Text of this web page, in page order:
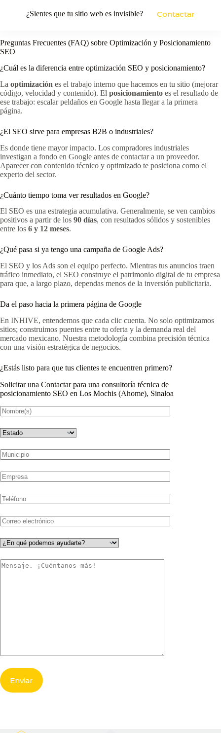
¿Sientes que tu sitio web es invisible? Contactar
Preguntas Frecuentes (FAQ) sobre Optimización y Posicionamiento
SEO
¿Cuál es la diferencia entre optimización SEO y posicionamiento?
La optimización es el trabajo interno que hacemos en tu sitio (mejorar
código, velocidad y contenido). El posicionamiento es el resultado de
ese trabajo: escalar peldaños en Google hasta llegar a la primera
página.
¿El SEO sirve para empresas B2B o industriales?
Es donde tiene mayor impacto. Los compradores industriales
investigan a fondo en Google antes de contactar a un proveedor.
Aparecer con contenido técnico y optimizado te posiciona como el
experto del sector.
¿Cuánto tiempo toma ver resultados en Google?
El SEO es una estrategia acumulativa. Generalmente, se ven cambios
positivos a partir de los 90 días, con resultados sólidos y sostenibles
entre los 6 y 12 meses.
¿Qué pasa si ya tengo una campaña de Google Ads?
El SEO y los Ads son el equipo perfecto. Mientras tus anuncios traen
tráfico inmediato, el SEO construye el patrimonio digital de tu empresa
para que, a largo plazo, dependas menos de la inversión publicitaria.
Da el paso hacia la primera página de Google
En INHIVE, entendemos que cada clic cuenta. No solo optimizamos
sitios; construimos puentes entre tu oferta y la demanda real del
mercado mexicano. Nuestra metodología combina precisión técnica
con una visión estratégica de negocios.
¿Estás listo para que tus clientes te encuentren primero?
Solicitar una Contactar para una consultoría técnica de
posicionamiento SEO en Los Mochis (Ahome), Sinaloa